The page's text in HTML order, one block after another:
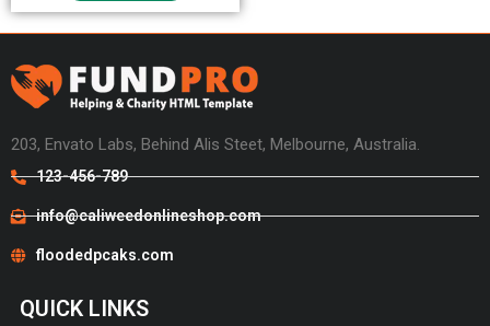
203, Envato Labs, Behind Alis Steet, Melbourne, Australia.
123-456-789
info@caliweedonlineshop.com
floodedpcaks.com
QUICK LINKS